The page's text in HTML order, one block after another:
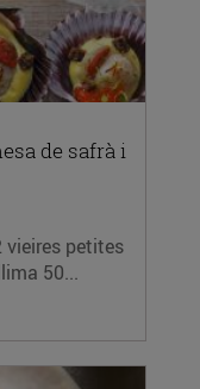
de safrà i
vieires petites
50...